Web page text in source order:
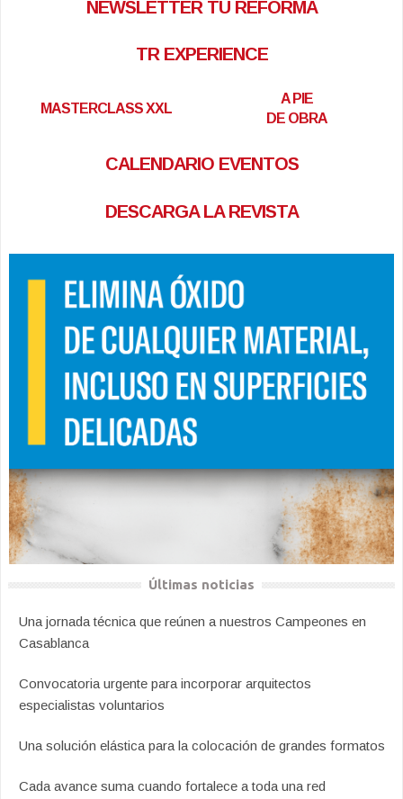
NEWSLETTER TU REFORMA
TR EXPERIENCE
MASTERCLASS XXL
A PIE
DE OBRA
CALENDARIO EVENTOS
DESCARGA LA REVISTA
Últimas noticias
Una jornada técnica que reúnen a nuestros Campeones en
Casablanca
Convocatoria urgente para incorporar arquitectos
especialistas voluntarios
Una solución elástica para la colocación de grandes formatos
Cada avance suma cuando fortalece a toda una red